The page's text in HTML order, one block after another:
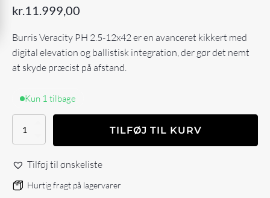
kr. 11.999,00
Burris Veracity PH 2.5-12x42 er en avanceret kikkert med
digital elevation og ballistisk integration, der gør det nemt
at skyde præcist på afstand.
Kun 1 tilbage
Burris
2.5-
12x42mm
antal
TILFØJ TIL KURV
Tilføj til ønskeliste
Hurtig fragt på lagervarer